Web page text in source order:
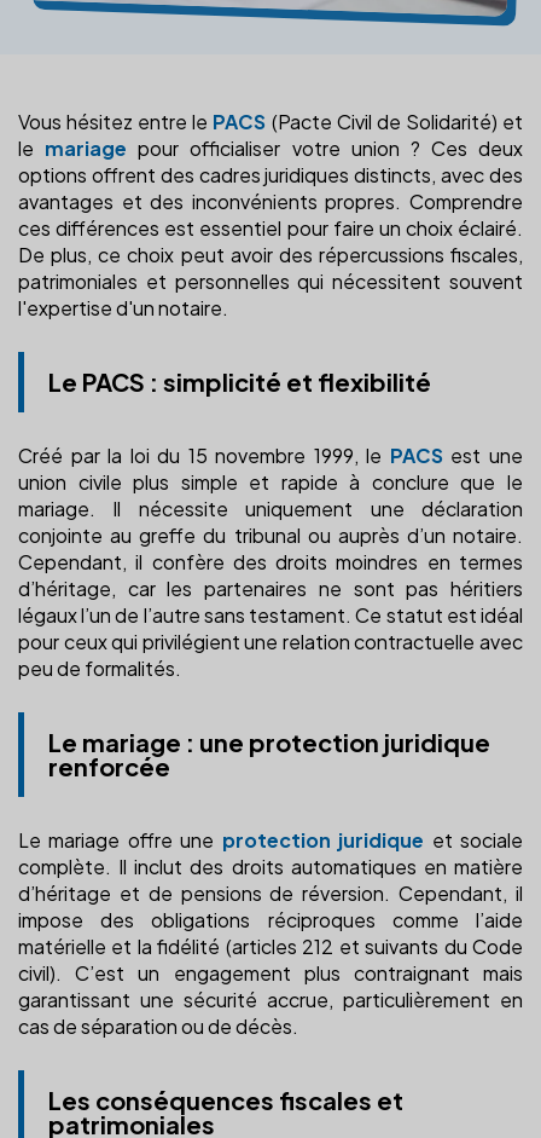
Vous hésitez entre le PACS (Pacte Civil de Solidarité) et
le mariage pour officialiser votre union ? Ces deux
options offrent des cadres juridiques distincts, avec des
avantages et des inconvénients propres. Comprendre
ces différences est essentiel pour faire un choix éclairé.
De plus, ce choix peut avoir des répercussions fiscales,
patrimoniales et personnelles qui nécessitent souvent
l'expertise d'un notaire.
Le PACS : simplicité et flexibilité
Créé par la loi du 15 novembre 1999, le PACSest une
union civile plus simple et rapide à conclure que le
mariage. Il nécessite uniquement une déclaration
conjointe au greffe du tribunal ou auprès d’un notaire.
Cependant, il confère des droits moindres en termes
d’héritage, car les partenaires ne sont pas héritiers
légaux l’un de l’autre sans testament. Ce statut est idéal
pour ceux qui privilégient une relation contractuelle avec
peu de formalités.
Le mariage : une protection juridique
renforcée
Le mariage offre une protection juridique et sociale
complète. Il inclut des droits automatiques en matière
d’héritage et de pensions de réversion. Cependant, il
impose des obligations réciproques comme l’aide
matérielle et la fidélité (articles 212 et suivants du Code
civil). C’est un engagement plus contraignant mais
garantissant une sécurité accrue, particulièrement en
cas de séparation ou de décès.
Les conséquences fiscales et
patrimoniales